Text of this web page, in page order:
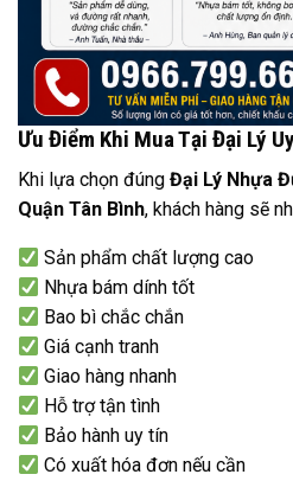
Ưu Điểm Khi Mua Tại Đại Lý
Khi lựa chọn đúng Đại Lý Nhựa
Quận Tân Bình, khách hàng sẽ
Sản phẩm chất lượng cao
Nhựa bám dính tốt
Bao bì chắc chắn
Giá cạnh tranh
Giao hàng nhanh
Hỗ trợ tận tình
Bảo hành uy tín
Có xuất hóa đơn nếu cần